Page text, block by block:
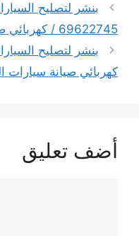
بنشر لتصليح
69622745 / كهربائي صيانة سيارات الكويت
كهربائي صيانة سيارات
أضف تعليق